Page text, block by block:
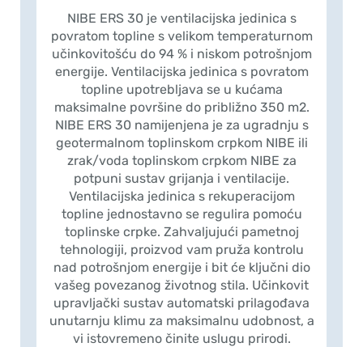
NIBE ERS 30 je ventilacijska jedinica s
povratom topline s velikom temperaturnom
učinkovitošću do 94 % i niskom potrošnjom
energije. Ventilacijska jedinica s povratom
topline upotrebljava se u kućama
maksimalne površine do približno 350 m2.
NIBE ERS 30 namijenjena je za ugradnju s
geotermalnom toplinskom crpkom NIBE ili
zrak/voda toplinskom crpkom NIBE za
potpuni sustav grijanja i ventilacije.
Ventilacijska jedinica s rekuperacijom
topline jednostavno se regulira pomoću
toplinske crpke. Zahvaljujući pametnoj
tehnologiji, proizvod vam pruža kontrolu
nad potrošnjom energije i bit će ključni dio
vašeg povezanog životnog stila. Učinkovit
upravljački sustav automatski prilagođava
unutarnju klimu za maksimalnu udobnost, a
vi istovremeno činite uslugu prirodi.